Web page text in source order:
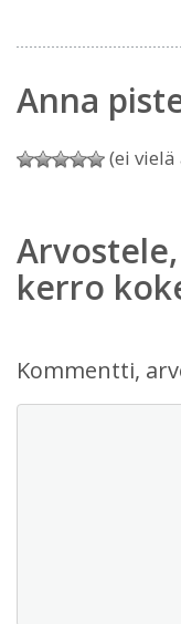
Anna
(ei vielä
kerro
Kommentti,